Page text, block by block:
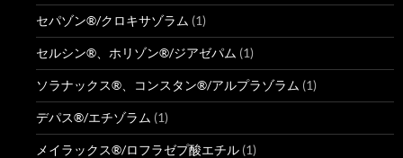
セパゾン®/クロキサゾラム (1)
セルシン®、ホリゾン®/ジアゼパム (1)
ソラナックス®、コンスタン®/アルプラゾラム (1)
デパス®/エチゾラム (1)
メイラックス®/ロフラゼプ酸エチル (1)